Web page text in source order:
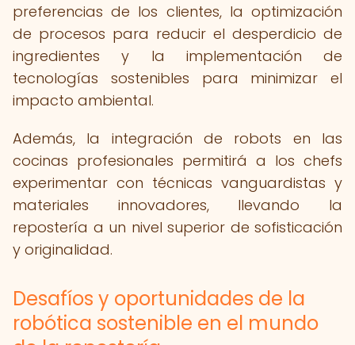
preferencias de los clientes, la optimización
de procesos para reducir el desperdicio de
ingredientes y la implementación de
tecnologías sostenibles para minimizar el
impacto ambiental.
Además, la integración de robots en las
cocinas profesionales permitirá a los chefs
experimentar con técnicas vanguardistas y
materiales innovadores, llevando la
repostería a un nivel superior de sofisticación
y originalidad.
Desafíos y oportunidades de la
robótica sostenible en el mundo